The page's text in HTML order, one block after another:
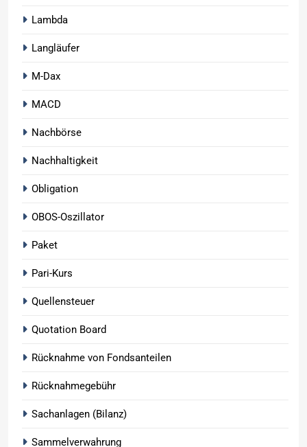
Lambda
Langläufer
M-Dax
MACD
Nachbörse
Nachhaltigkeit
Obligation
OBOS-Oszillator
Paket
Pari-Kurs
Quellensteuer
Quotation Board
Rücknahme von Fondsanteilen
Rücknahmegebühr
Sachanlagen (Bilanz)
Sammelverwahrung